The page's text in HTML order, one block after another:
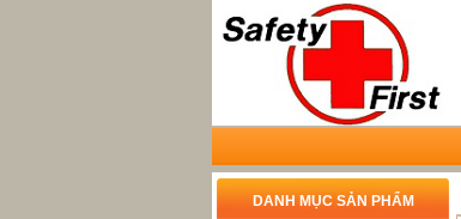
DANH MỤC SẢN PHẨM